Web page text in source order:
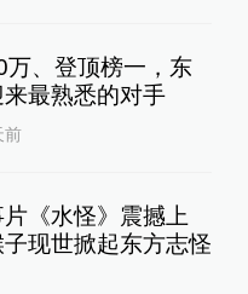
万、登顶榜一，东
最熟悉的对手
前
《水怪》震撼上
现世掀起东方志怪